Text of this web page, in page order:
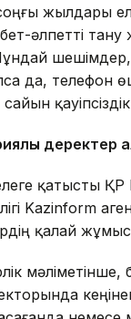
жылдары
әлпетті тану
да, телефон
деректер
қатысты
Kazinform
қалай жұмыс
мәліметінше,